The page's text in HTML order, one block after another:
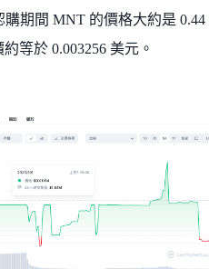
購期間 MNT 的價格大約是 0.44
等於 0.003256 美元。